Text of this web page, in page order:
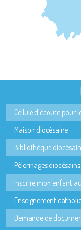
Cellule d'écoute pour
Maison diocésaine
Bibliothèque
Pèlerinages diocésains
Inscrire mon enfant
Enseignement
Demande de